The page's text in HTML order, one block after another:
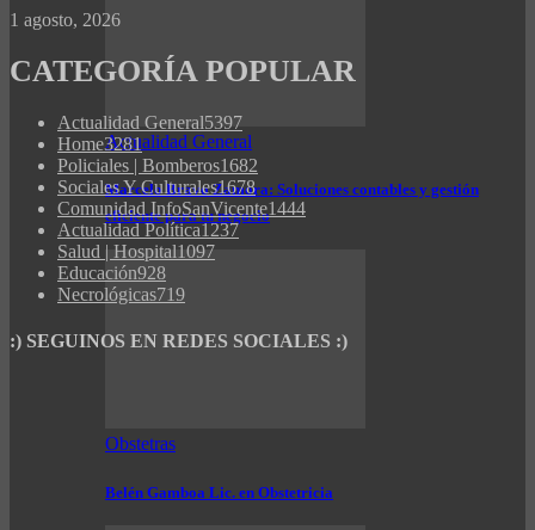
Actualidad General
Marcelo Bravo Zamora: Soluciones contables y gestión
eficiente para tu negocio
Obstetras
Belén Gamboa Lic. en Obstetricia
1 agosto, 2026
CATEGORÍA POPULAR
Actualidad General5397
Home3281
Policiales | Bomberos1682
Sociales Y Culturales1678
Comunidad InfoSanVicente1444
Actualidad Política1237
Salud | Hospital1097
Educación928
Necrológicas719
:) SEGUINOS EN REDES SOCIALES :)